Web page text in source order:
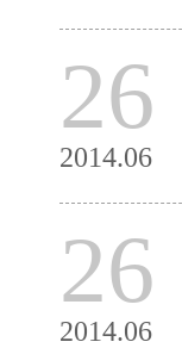
26
2014.06
26
2014.06